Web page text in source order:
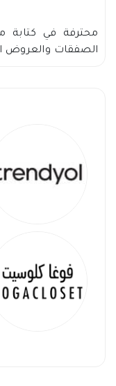
محترفة في كتابة
الصفقات والعروض